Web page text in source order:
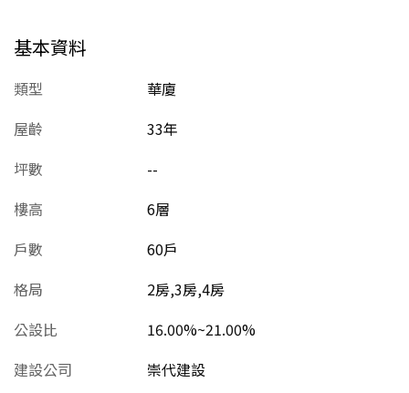
基本資料
類型
華廈
屋齡
33年
坪數
--
樓高
6層
戶數
60戶
格局
2房,3房,4房
公設比
16.00%~21.00%
建設公司
崇代建設